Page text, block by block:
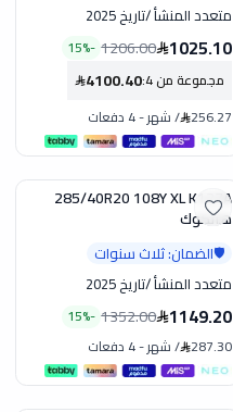
متعدد المنشأ/تاريخ 2025
1025.10
1206.00
-
15%
مجموعة من 4 :
4100.40
256.27
/شهر-4 دفعات
تخفيض285/40R20 108Y XL K127A
هانكوك
🛡️الضمان: ثلاث سنوات
متعدد المنشأ/تاريخ 2025
1149.20
1352.00
-
15%
287.30
/شهر-4 دفعات